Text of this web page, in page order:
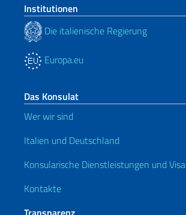
Institutionen
Die italienische Regierung
Europa.eu
Das Konsulat
Wer wir sind
Italien und Deutschland
Konsularische Dienstleistungen und Visa
Kontakte